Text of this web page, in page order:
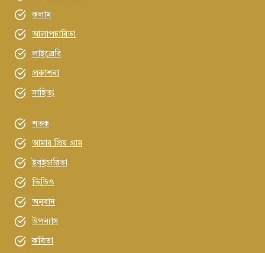
কলাম
আলাপচারিতা
লাইব্রেরি
প্রকাশনা
সাহিত্য
শতক
আমার প্রিয় গ্রাম
ইবইচারিতা
ভিডিও
অনুবাদ
উপন্যাস
কবিতা